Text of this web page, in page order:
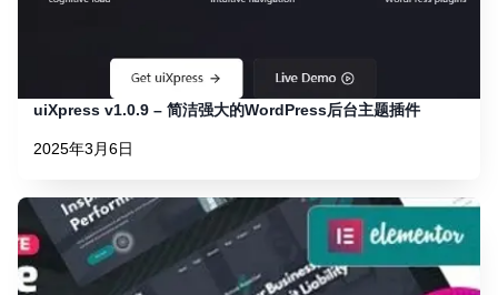
uiXpress v1.0.9 – 简洁强大的WordPress后台主题插件
2025年3月6日